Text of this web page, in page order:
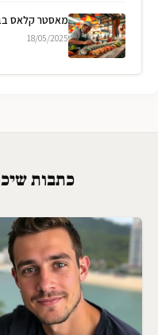
מאסטר קלאס
18/05/2025
כתבות